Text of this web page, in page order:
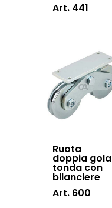
Art. 441
Ruota
doppia gola
tonda con
bilanciere
Art. 600